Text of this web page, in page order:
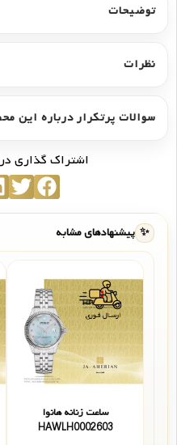
توضیحات
نظرات
سوالات پرتکرار درباره این
اشتراک گذاری
✨ پیشنهادهای مشابه
ساعت زنانه هانوا
HAWLH0002603